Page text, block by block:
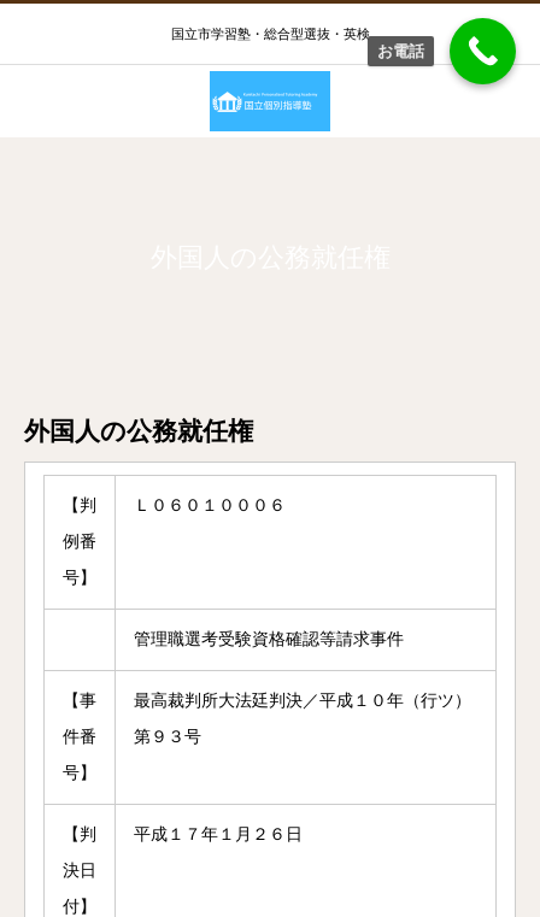
国立市学習塾・総合型選抜・英検
外国人の公務就任権
【判
例番
号】
Ｌ０６０１０００６
管理職選考受験資格確認等請求事件
【事
件番
号】
最高裁判所大法廷判決／平成１０年（行ツ）
第９３号
【判
決日
付】
平成１７年１月２６日
お電話